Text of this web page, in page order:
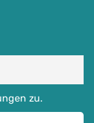
zu.